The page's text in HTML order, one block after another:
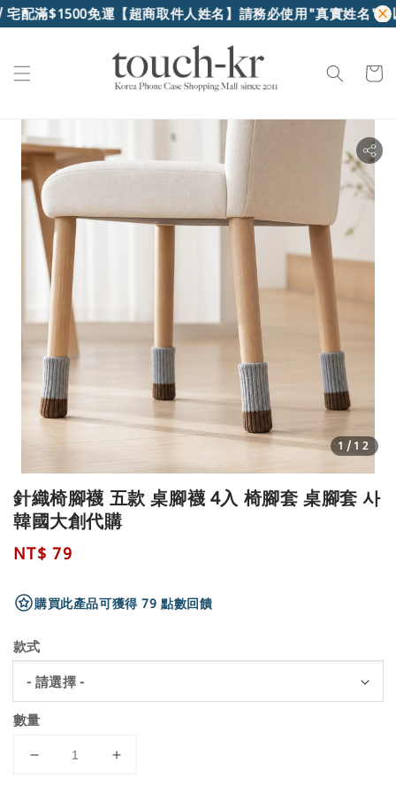
配滿$1500免運【超商取件人姓名】請務必使用"真實姓名"，
1 /12
針織椅腳襪 五款 桌腳襪 4入 椅腳套 桌腳套 사
韓國大創代購
Regular
NT$ 79
購買此產品可獲得 79 點數回饋
款式
數量